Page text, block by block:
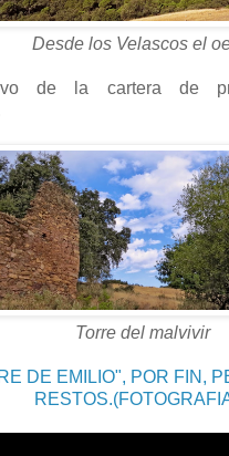
Desde los Velascos el
de la cartera de
Torre del malvivir
DE EMILIO", POR FIN,